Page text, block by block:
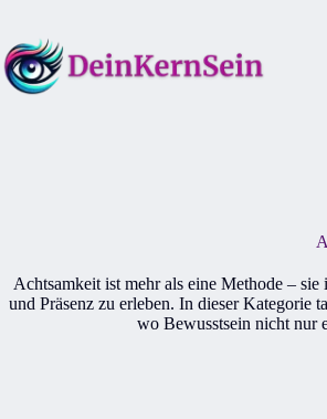
springen
Achtsamkeit ist mehr als eine Methode –
und Präsenz zu erleben. In dieser Kategorie
wo Bewusstsein nicht nur